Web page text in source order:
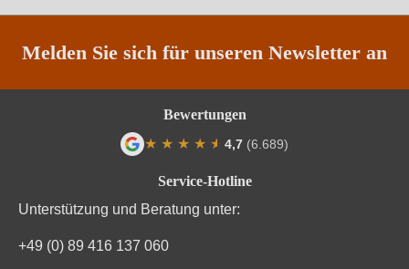
Melden Sie sich für unseren Newsletter an
Service-Hotline
Unterstützung und Beratung unter:
+49 (0) 89 416 137 060
Bewertungen
★ ★ ★ ★ ★
★ 4,7 (6.689)